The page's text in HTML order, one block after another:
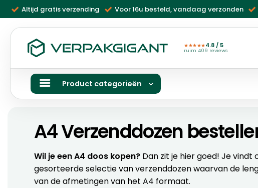
naar
inhoud
Altijd gratis verzending Voor 16u besteld, vandaag verzonden
★★★★★4.8 / 5
ruim 409 reviews
Product categorieën
A4 Verzenddozen
Wil je een A4 doos kopen?Dan zit je hier goed! Je vindt
gesorteerde selectie van verzenddozen waarvan de
van de afmetingen van het A4 formaat.